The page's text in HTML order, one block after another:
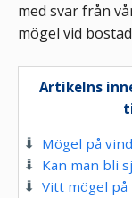
med svar från
mögel vid
Artikelns
Mögel på
Kan man bli
Vitt mögel